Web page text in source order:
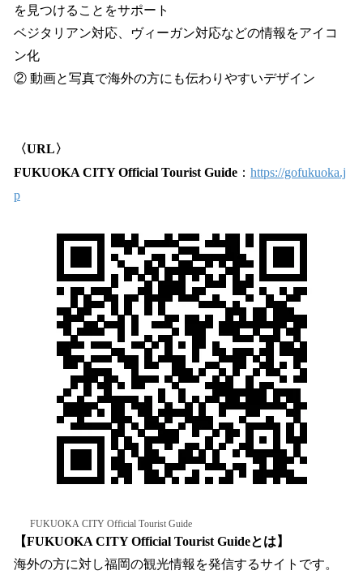
を見つけることをサポート
ベジタリアン対応、ヴィーガン対応などの情報をアイコ
ン化
② 動画と写真で海外の方にも伝わりやすいデザイン
〈URL〉
FUKUOKA CITY Official Tourist Guide ： https://gofukuoka.j
p
FUKUOKA CITY Official Tourist Guide
【FUKUOKA CITY Official Tourist Guideとは】
海外の方に対し福岡の観光情報を発信するサイトです。